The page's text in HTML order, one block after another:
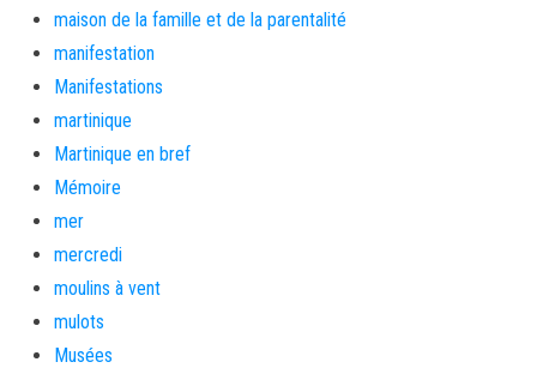
maison de la famille et de la parentalité
manifestation
Manifestations
martinique
Martinique en bref
Mémoire
mer
mercredi
moulins à vent
mulots
Musées